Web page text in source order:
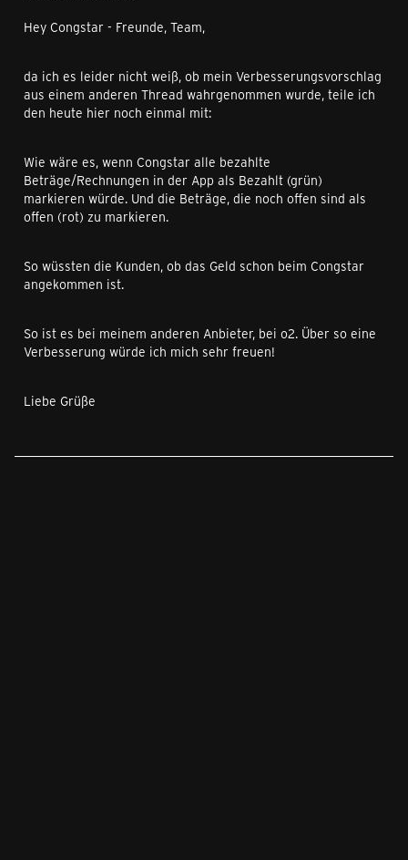
Hey Congstar - Freunde, Team,
da ich es leider nicht weiß, ob mein Verbesserungsvorschlag
aus einem anderen Thread wahrgenommen wurde, teile ich
den heute hier noch einmal mit:
Wie wäre es, wenn Congstar alle bezahlte
Beträge/Rechnungen in der App als Bezahlt (grün)
markieren würde. Und die Beträge, die noch offen sind als
offen (rot) zu markieren.
So wüssten die Kunden, ob das Geld schon beim Congstar
angekommen ist.
So ist es bei meinem anderen Anbieter, bei o2. Über so eine
Verbesserung würde ich mich sehr freuen!
Liebe Grüße